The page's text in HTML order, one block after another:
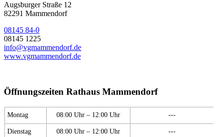
Augsburger Straße 12
82291 Mammendorf
08145 84-0
08145 1225
info@vgmammendorf.de
www.vgmammendorf.de
Öffnungszeiten Rathaus Mammendorf
Montag 08:00 Uhr – 12:00 Uhr ---
Dienstag 08:00 Uhr – 12:00 Uhr ---